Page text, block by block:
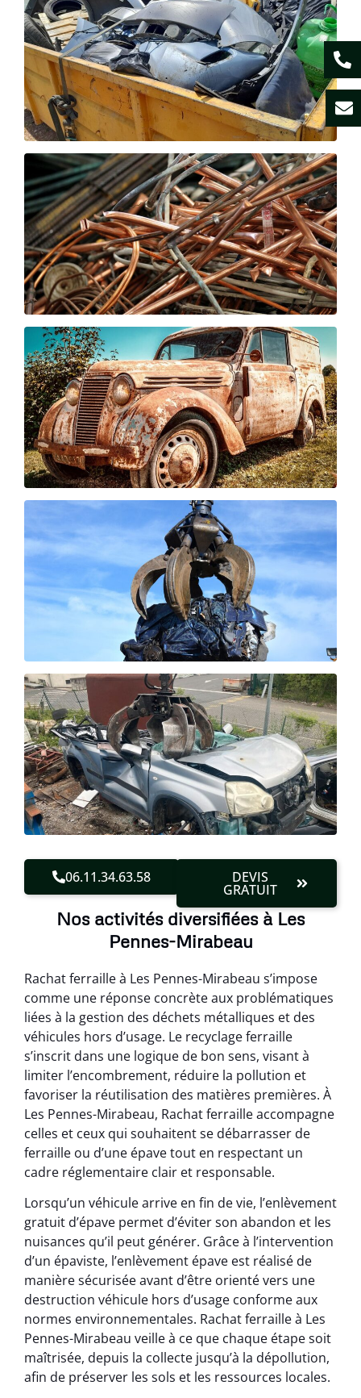
06.11.34.63.58 DEVIS
GRATUIT
Nos activités diversifiées à Les
Pennes-Mirabeau
Rachat ferraille à Les Pennes-Mirabeau s’impose
comme une réponse concrète aux problématiques
liées à la gestion des déchets métalliques et des
véhicules hors d’usage. Le recyclage ferraille
s’inscrit dans une logique de bon sens, visant à
limiter l’encombrement, réduire la pollution et
favoriser la réutilisation des matières premières. À
Les Pennes-Mirabeau, Rachat ferraille accompagne
celles et ceux qui souhaitent se débarrasser de
ferraille ou d’une épave tout en respectant un
cadre réglementaire clair et responsable.
Lorsqu’un véhicule arrive en fin de vie, l’enlèvement
gratuit d’épave permet d’éviter son abandon et les
nuisances qu’il peut générer. Grâce à l’intervention
d’un épaviste, l’enlèvement épave est réalisé de
manière sécurisée avant d’être orienté vers une
destruction véhicule hors d’usage conforme aux
normes environnementales. Rachat ferraille à Les
Pennes-Mirabeau veille à ce que chaque étape soit
maîtrisée, depuis la collecte jusqu’à la dépollution,
afin de préserver les sols et les ressources locales.